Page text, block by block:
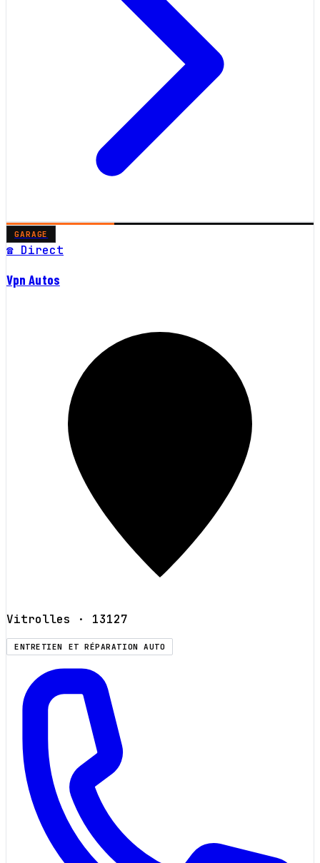
GARAGE
☎ Direct
Vpn Autos
Vitrolles · 13127
ENTRETIEN ET RÉPARATION AUTO